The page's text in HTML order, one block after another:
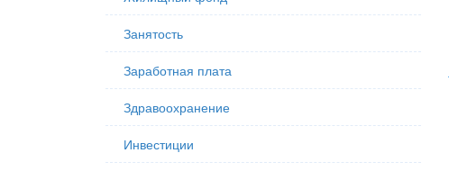
Занятость
Заработная плата
Здравоохранение
Инвестиции